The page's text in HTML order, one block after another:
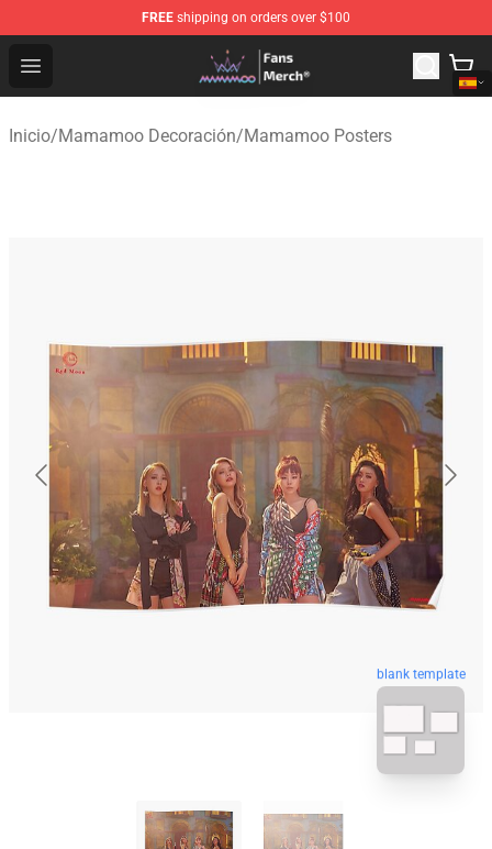
FREE shipping on orders over $100
Open menu
Mamamoo Store - Official Mamamoo Merchandise Shop
Inicio/Mamamoo Decoración/Mamamoo Posters
blank template